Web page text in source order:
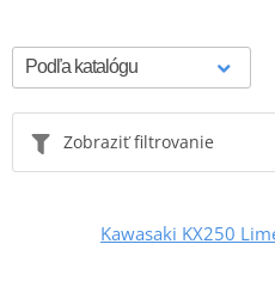
Zobraziť filtrovanie
Kawasaki KX250